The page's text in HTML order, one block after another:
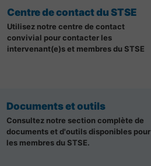
Centre de contact du STSE
Utilisez notre centre de contact
convivial pour contacter les
intervenant(e)s et membres du STSE
Documents et outils
Consultez notre section complète de
documents et d'outils disponibles pour
les membres du STSE.